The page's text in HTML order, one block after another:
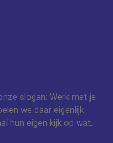
slogan: Werk met je
we daar eigenlijk
hun eigen kijk op wat